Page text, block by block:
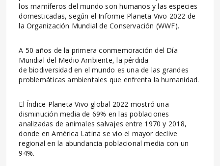
los mamíferos del mundo son humanos y las especies
domesticadas, según el Informe Planeta Vivo 2022 de
la Organización Mundial de Conservación (WWF).
A 50 años de la primera conmemoración del Día
Mundial del Medio Ambiente, la pérdida
de biodiversidad en el mundo es una de las grandes
problemáticas ambientales que enfrenta la humanidad.
El Índice Planeta Vivo global 2022 mostró una
disminución media de 69% en las poblaciones
analizadas de animales salvajes entre 1970 y 2018,
donde en América Latina se vio el mayor declive
regional en la abundancia poblacional media con un
94%.